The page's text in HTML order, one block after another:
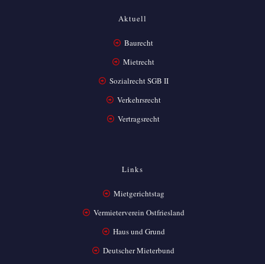
Aktuell
Baurecht
Mietrecht
Sozialrecht SGB II
Verkehrsrecht
Vertragsrecht
Links
Mietgerichtstag
Vermieterverein Ostfriesland
Haus und Grund
Deutscher Mieterbund